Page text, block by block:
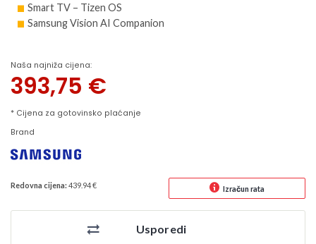
Smart TV – Tizen OS
Samsung Vision AI Companion
Naša najniža cijena:
393,75 €
* Cijena za gotovinsko plaćanje
Brand
Redovna cijena: 439.94 € Izračun rata
Usporedi